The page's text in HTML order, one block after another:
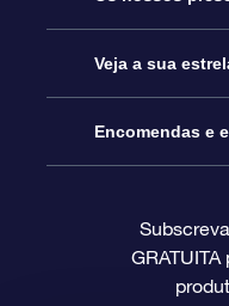
Contactos
O Blog
Avaliações
Prenda Star
Pacote Prenda
O Cartão
Veja a sua
Registo de
Página de
Encomendas e
Informação de